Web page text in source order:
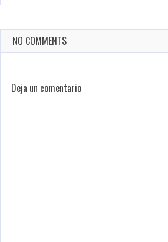
NO COMMENTS
Deja un comentario